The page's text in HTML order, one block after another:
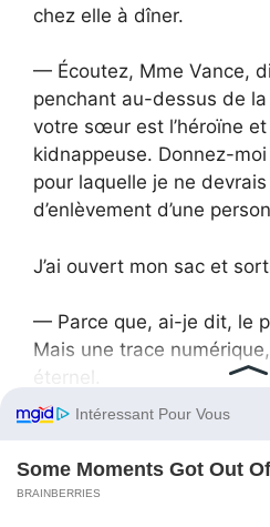
chez elle à dîner.
— Écoutez, Mme Vance,
penchant au-dessus de
votre sœur est l’héroïne
kidnappeuse. Donnez-
pour laquelle je ne
d’enlèvement d’une
J’ai ouvert mon sac et
— Parce que, ai-je dit, le
Mais une trace
éternel.
réunies :